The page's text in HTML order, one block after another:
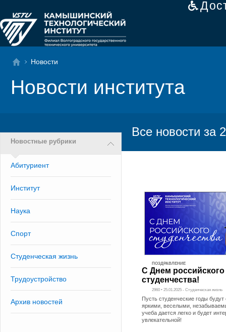
Новости
Новости института
Новостные рубрики
Абитуриент
Институт
Наука
Спорт
Студенческая жизнь
Трудоустройство
Архив новостей
Все новости за
ПОЗДРАВЛЕНИЕ
С Днем российского
студенчества!
2960 • 25.01.2025 - Студенческая жизнь
Пусть студенческие годы
яркими, веселыми,
учеба дается легко и будет
увлекательной!